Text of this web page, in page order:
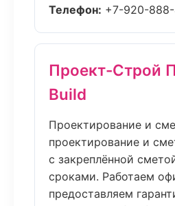
Телефон: +7-920-
Проект-Строй
Build
Проектирование и
проектирование и
с закреплённой
сроками. Работаем
предоставляем